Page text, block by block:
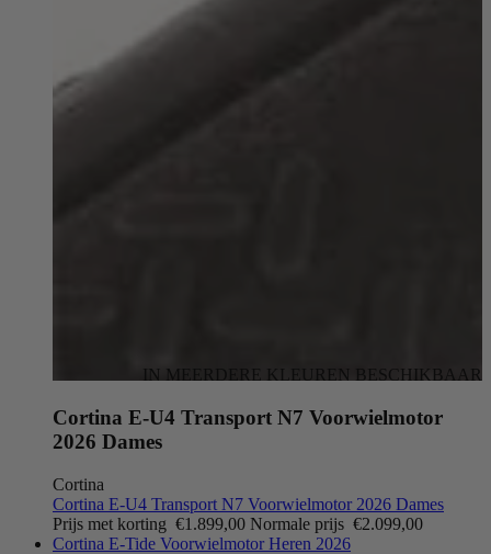
IN MEERDERE KLEUREN BESCHIKBAAR
Cortina E-U4 Transport N7 Voorwielmotor
2026 Dames
Cortina
Cortina E-U4 Transport N7 Voorwielmotor 2026 Dames
Prijs met korting €1.899,00 Normale prijs €2.099,00
Cortina E-Tide Voorwielmotor Heren 2026